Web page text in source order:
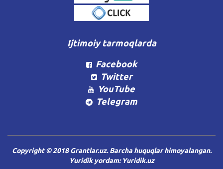
Ijtimoiy tarmoqlarda
Facebook
Twitter
YouTube
Telegram
Copyright © 2018 Grantlar.uz. Barcha huquqlar himoyalangan.
Yuridik yordam:Yuridik.uz